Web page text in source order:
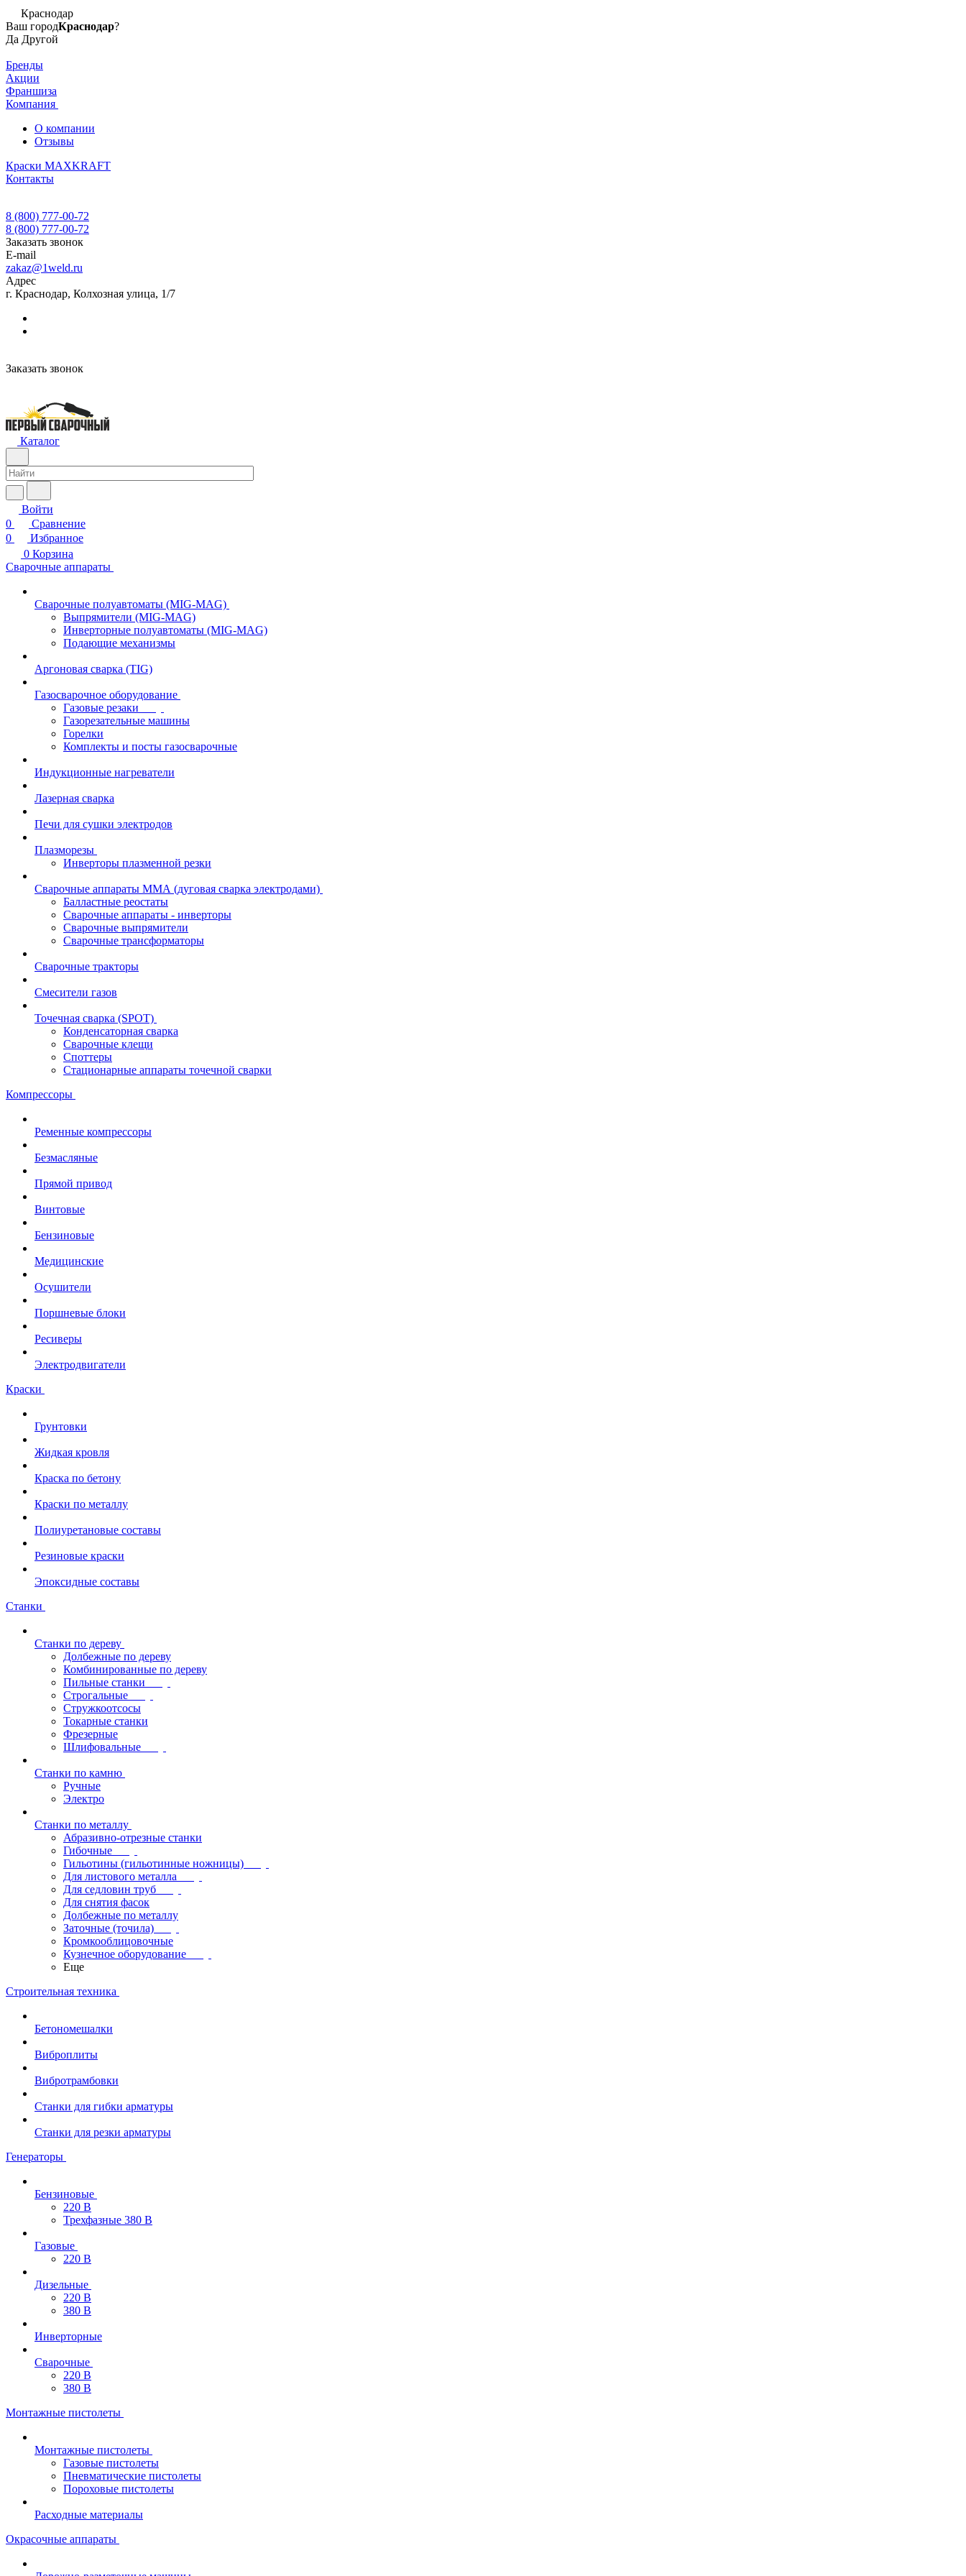
Краснодар
Ваш городКраснодар?
Да Другой
Бренды
Акции
Франшиза
Компания
О компании
Отзывы
Краски MAXKRAFT
Контакты
8 (800) 777-00-72
8 (800) 777-00-72
Заказать звонок
E-mail
zakaz@1weld.ru
Адрес
г. Краснодар, Колхозная улица, 1/7
Заказать звонок
Каталог
Войти
0
Сравнение
0
Избранное
0 Корзина
Сварочные аппараты
Сварочные полуавтоматы (MIG-MAG)
Выпрямители (MIG-MAG)
Инверторные полуавтоматы (MIG-MAG)
Подающие механизмы
Аргоновая сварка (TIG)
Газосварочное оборудование
Газовые резаки
Газорезательные машины
Горелки
Комплекты и посты газосварочные
Индукционные нагреватели
Лазерная сварка
Печи для сушки электродов
Плазморезы
Инверторы плазменной резки
Сварочные аппараты ММА (дуговая сварка электродами)
Балластные реостаты
Сварочные аппараты - инверторы
Сварочные выпрямители
Сварочные трансформаторы
Сварочные тракторы
Смесители газов
Точечная сварка (SPOT)
Конденсаторная сварка
Сварочные клещи
Споттеры
Стационарные аппараты точечной сварки
Компрессоры
Ременные компрессоры
Безмасляные
Прямой привод
Винтовые
Бензиновые
Медицинские
Осушители
Поршневые блоки
Ресиверы
Электродвигатели
Краски
Грунтовки
Жидкая кровля
Краска по бетону
Краски по металлу
Полиуретановые составы
Резиновые краски
Эпоксидные составы
Станки
Станки по дереву
Долбежные по дереву
Комбинированные по дереву
Пильные станки
Строгальные
Стружкоотсосы
Токарные станки
Фрезерные
Шлифовальные
Станки по камню
Ручные
Электро
Станки по металлу
Абразивно-отрезные станки
Гибочные
Гильотины (гильотинные ножницы)
Для листового металла
Для седловин труб
Для снятия фасок
Долбежные по металлу
Заточные (точила)
Кромкооблицовочные
Кузнечное оборудование
Еще
Строительная техника
Бетономешалки
Виброплиты
Вибротрамбовки
Станки для гибки арматуры
Станки для резки арматуры
Генераторы
Бензиновые
220 В
Трехфазные 380 В
Газовые
220 В
Дизельные
220 В
380 В
Инверторные
Сварочные
220 В
380 В
Монтажные пистолеты
Монтажные пистолеты
Газовые пистолеты
Пневматические пистолеты
Пороховые пистолеты
Расходные материалы
Окрасочные аппараты